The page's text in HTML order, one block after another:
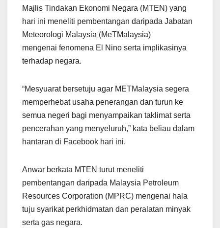
Majlis Tindakan Ekonomi Negara (MTEN) yang
hari ini meneliti pembentangan daripada Jabatan
Meteorologi Malaysia (MeTMalaysia)
mengenai fenomena El Nino serta implikasinya
terhadap negara.
“Mesyuarat bersetuju agar METMalaysia segera
memperhebat usaha penerangan dan turun ke
semua negeri bagi menyampaikan taklimat serta
pencerahan yang menyeluruh,” kata beliau dalam
hantaran di Facebook hari ini.
Anwar berkata MTEN turut meneliti
pembentangan daripada Malaysia Petroleum
Resources Corporation (MPRC) mengenai hala
tuju syarikat perkhidmatan dan peralatan minyak
serta gas negara.